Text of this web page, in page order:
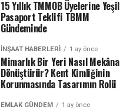
15 Yıllık TMMOB Üyelerine Yeşil
Pasaport Teklifi TBMM
Gündeminde
İNŞAAT HABERLERI 1 ay önce
Mimarlık Bir Yeri Nasıl Mekâna
Dönüştürür? Kent Kimliğinin
Korunmasında Tasarımın Rolü
EMLAK GÜNDEM 1 ay önce